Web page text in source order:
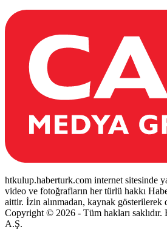
htkulup.haberturk.com internet sitesinde
video ve fotoğrafların her türlü hakkı
aittir. İzin alınmadan, kaynak gösterilerek
Copyright © 2026 - Tüm hakları
A.Ş.